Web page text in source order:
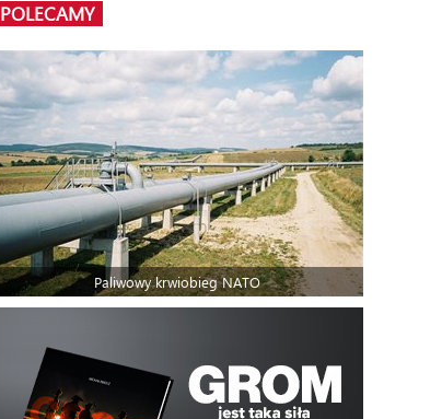
POLECAMY
Paliwowy krwiobieg NATO